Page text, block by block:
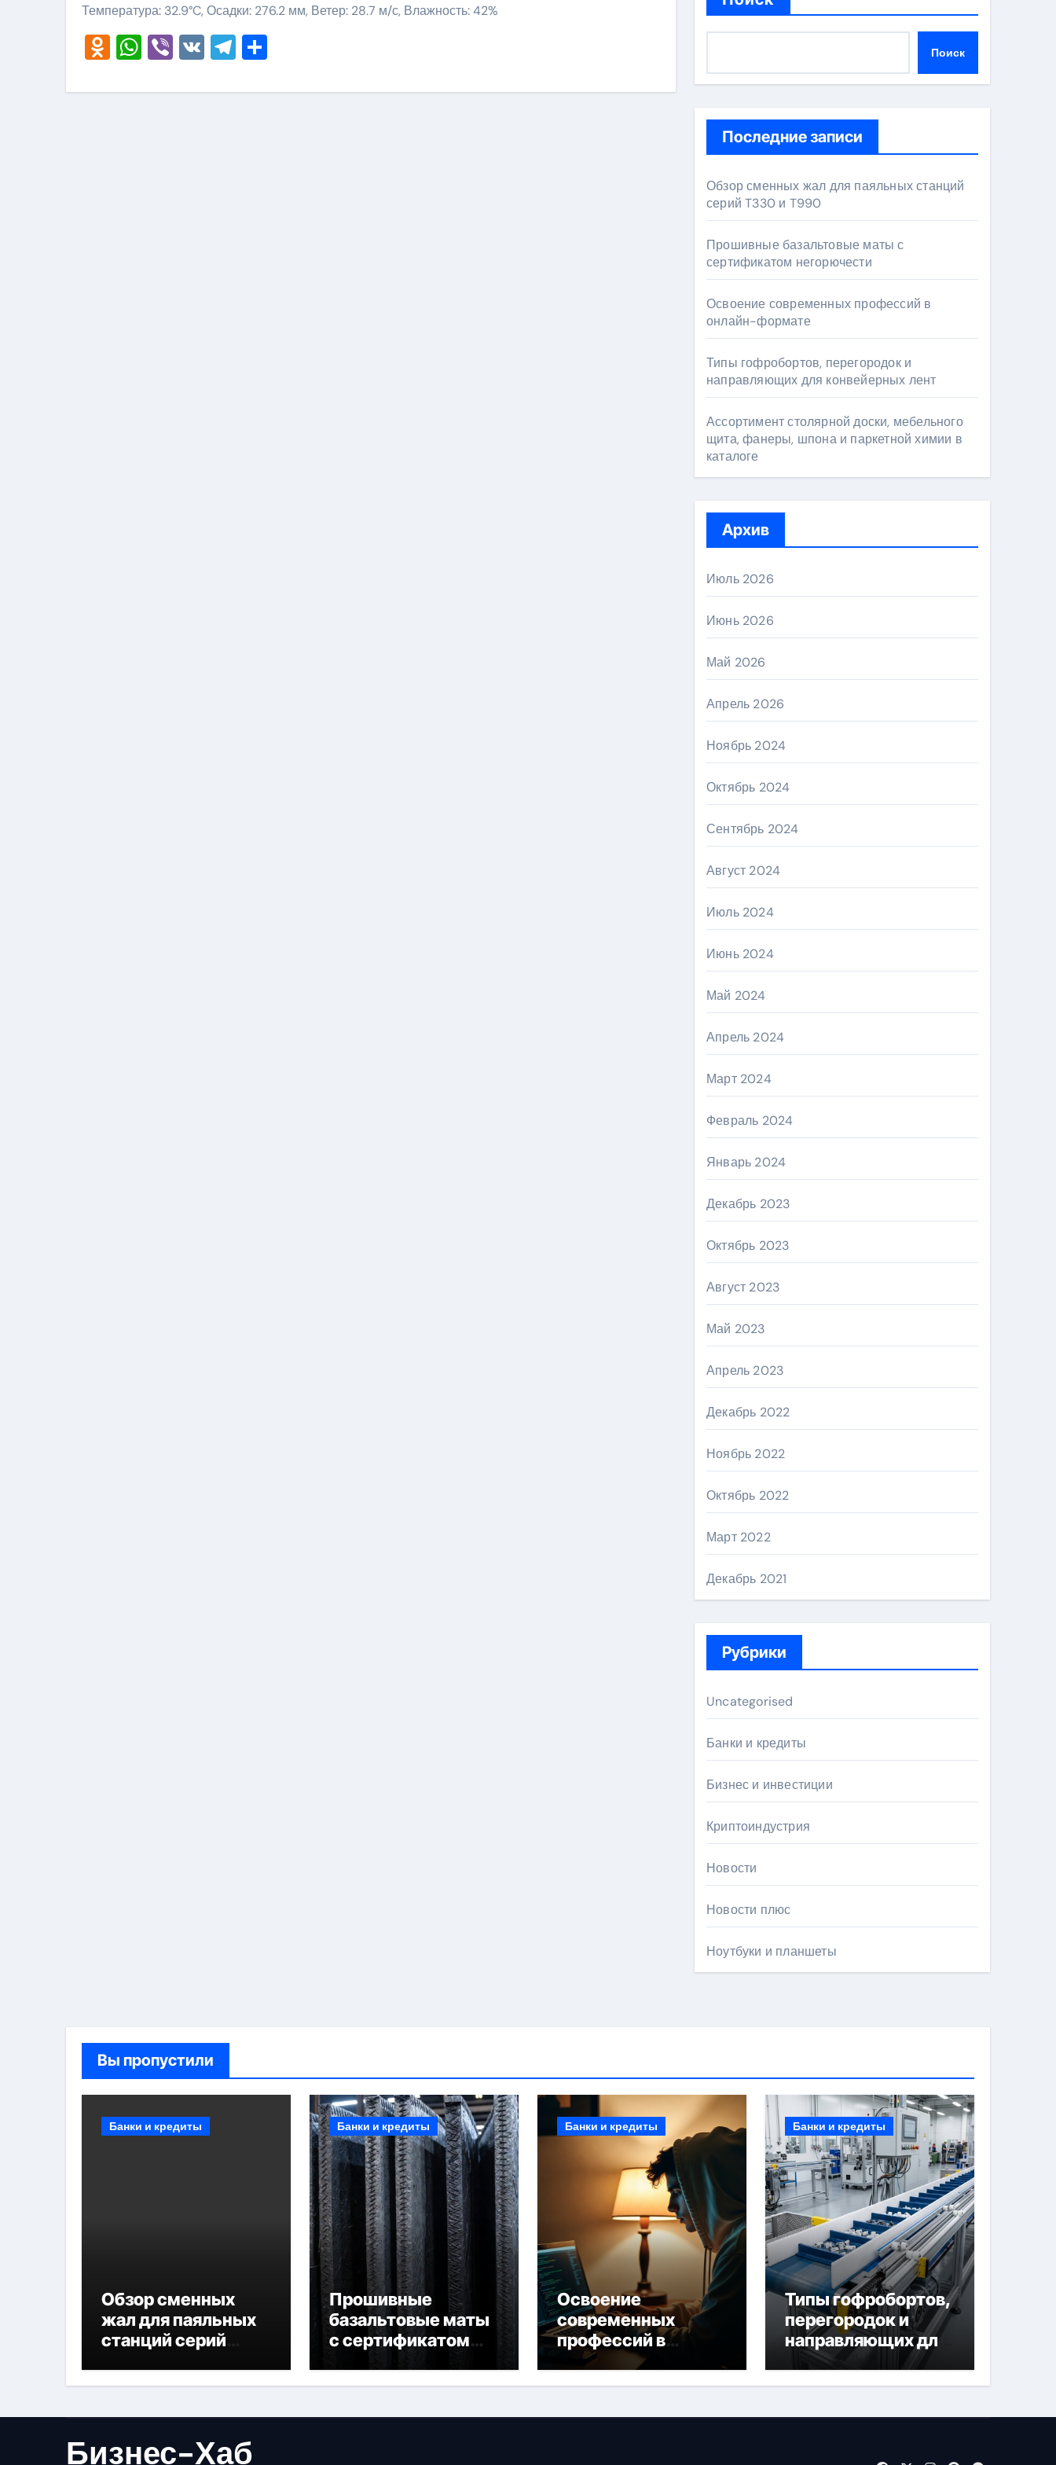
Температура: 32.9°C, Осадки: 276.2 мм, Ветер: 28.7 м/с, Влажность: 42%
Odnoklassniki
WhatsApp
Viber
VKTelegram Поиск
Последние записи
Обзор сменных жал для паяльных станций
серий T330 и T990
Прошивные базальтовые маты с
сертификатом негорючести
Освоение современных профессий в
онлайн-формате
Типы гофробортов, перегородок и
направляющих для конвейерных лент
Ассортимент столярной доски, мебельного
щита, фанеры, шпона и паркетной химии в
каталоге
Архив
Июль 2026
Июнь 2026
Май 2026
Апрель 2026
Ноябрь 2024
Октябрь 2024
Сентябрь 2024
Август 2024
Июль 2024
Июнь 2024
Май 2024
Апрель 2024
Март 2024
Февраль 2024
Январь 2024
Декабрь 2023
Октябрь 2023
Август 2023
Май 2023
Апрель 2023
Декабрь 2022
Ноябрь 2022
Октябрь 2022
Март 2022
Декабрь 2021
Рубрики
Uncategorised
Банки и кредиты
Бизнес и инвестиции
Криптоиндустрия
Новости
Новости плюс
Ноутбуки и планшеты
Вы пропустили
Банки и кредиты
Обзор сменных
жал для паяльных
станций серий
Банки и кредиты
Прошивные
базальтовые маты
с сертификатом
негорючести
Банки и кредиты
Освоение
современных
профессий в
онлайн-формате
Банки и кредиты
Типы гофробортов,
перегородок и
направляющих для
конвейерных лент
Бизнес-Хаб